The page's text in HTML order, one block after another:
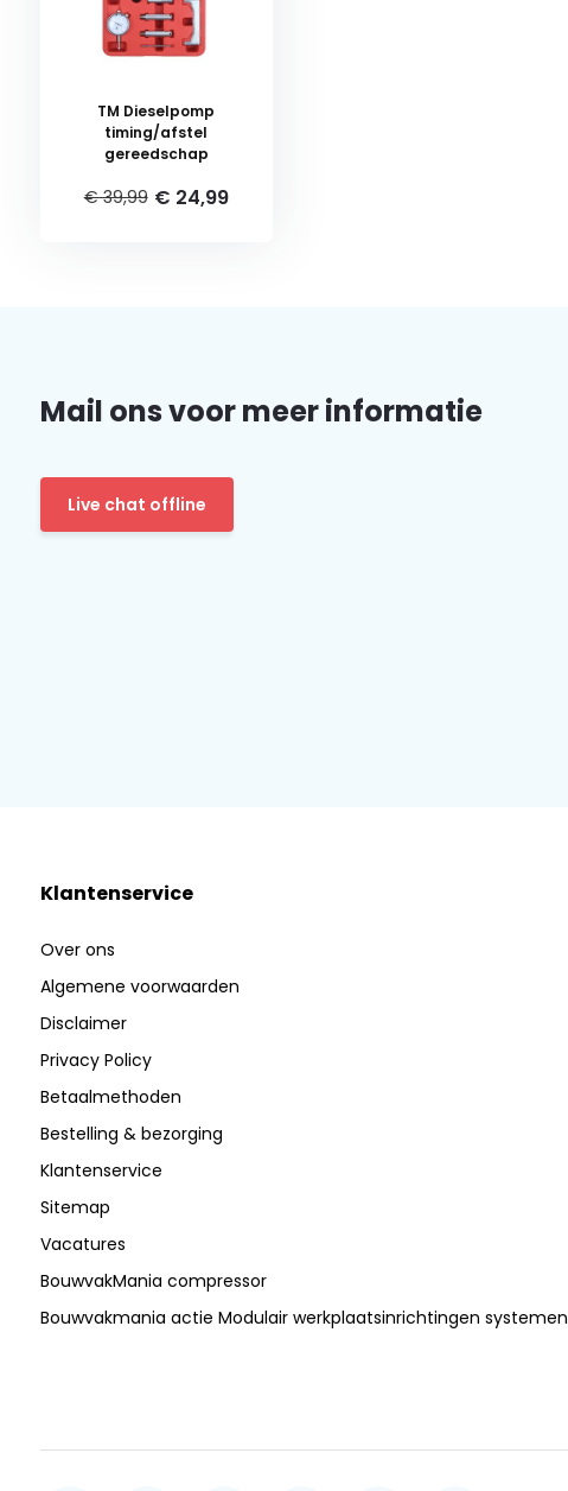
TM Dieselpomp
timing/afstel
gereedschap
€ 39,99 € 24,99
Mail ons voor meer informatie
Live chat offline
Klantenservice
Over ons
Algemene voorwaarden
Disclaimer
Privacy Policy
Betaalmethoden
Bestelling & bezorging
Klantenservice
Sitemap
Vacatures
BouwvakMania compressor
Bouwvakmania actie Modulair werkplaatsinrichtingen systemen